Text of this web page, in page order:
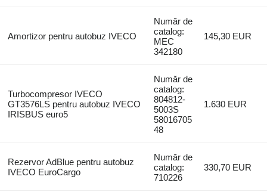
Amortizor pentru autobuz IVECO
Număr de
catalog:
MEC
342180
145,30 EUR
Turbocompresor IVECO
GT3576LS pentru autobuz IVECO
IRISBUS euro5
Număr de
catalog:
804812-
5003S
58016705
48
1.630 EUR
Rezervor AdBlue pentru autobuz
IVECO EuroCargo
Număr de
catalog:
710226
330,70 EUR